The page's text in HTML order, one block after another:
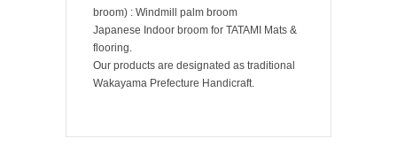
broom) : Windmill palm broom
Japanese Indoor broom for TATAMI Mats &
flooring.
Our products are designated as traditional
Wakayama Prefecture Handicraft.